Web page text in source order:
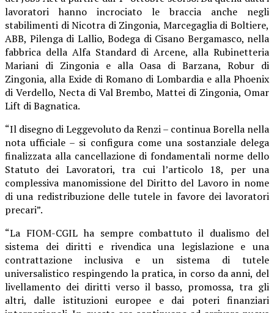
lavoratori hanno incrociato le braccia anche negli
stabilimenti di Nicotra di Zingonia, Marcegaglia di Boltiere,
ABB, Pilenga di Lallio, Bodega di Cisano Bergamasco, nella
fabbrica della Alfa Standard di Arcene, alla Rubinetteria
Mariani di Zingonia e alla Oasa di Barzana, Robur di
Zingonia, alla Exide di Romano di Lombardia e alla Phoenix
di Verdello, Necta di Val Brembo, Mattei di Zingonia, Omar
Lift di Bagnatica.
“Il disegno di Leggevoluto da Renzi – continua Borella nella
nota ufficiale – si configura come una sostanziale delega
finalizzata alla cancellazione di fondamentali norme dello
Statuto dei Lavoratori, tra cui l’articolo 18, per una
complessiva manomissione del Diritto del Lavoro in nome
di una redistribuzione delle tutele in favore dei lavoratori
precari”.
“La FIOM-CGIL ha sempre combattuto il dualismo del
sistema dei diritti e rivendica una legislazione e una
contrattazione inclusiva e un sistema di tutele
universalistico respingendo la pratica, in corso da anni, del
livellamento dei diritti verso il basso, promossa, tra gli
altri, dalle istituzioni europee e dai poteri finanziari